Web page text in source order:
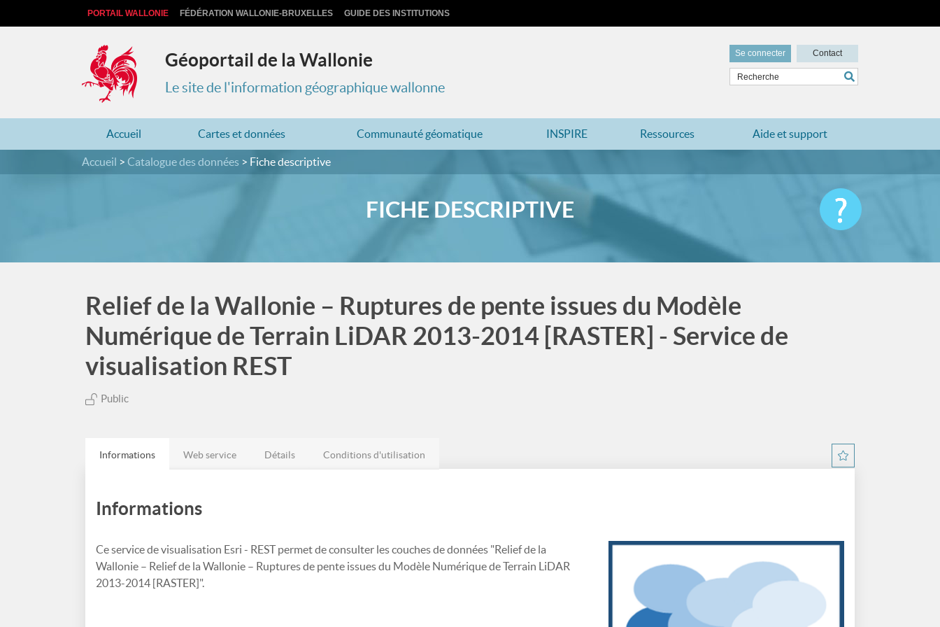
PORTAIL WALLONIE FÉDÉRATION WALLONIE-BRUXELLES GUIDE DES INSTITUTIONS
Géoportail de la Wallonie
Le site de l'information géographique wallonne
Se connecter Contact
Accueil Cartes et données Communauté géomatique INSPIRE Ressources Aide et support
Accueil Catalogue des données Fiche descriptive
FICHE DESCRIPTIVE
Relief de la Wallonie – Ruptures de pente issues du Modèle
Numérique de Terrain LiDAR 2013-2014 [RASTER] - Service de
visualisation REST
Public
Informations Web service Détails Conditions d'utilisation
Informations
Ce service de visualisation Esri - REST permet de consulter les couches de données "Relief de la
Wallonie – Relief de la Wallonie – Ruptures de pente issues du Modèle Numérique de Terrain LiDAR
2013-2014 [RASTER]".